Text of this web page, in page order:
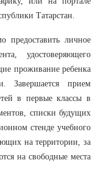
Татарстан.
предоставить личное
удостоверяющего
проживание ребенка
Завершается прием
в первые классы в
списки будущих
стенде учебного
на территории, за
на свободные места